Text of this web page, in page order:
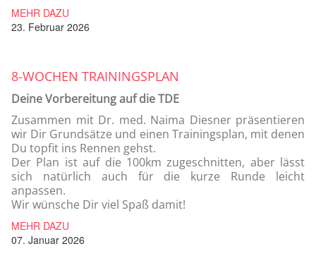
MEHR DAZU
23. Februar 2026
8-WOCHEN TRAININGSPLAN
Deine Vorbereitung auf die TDE
Zusammen mit Dr. med. Naima Diesner präsentieren
wir Dir Grundsätze und einen Trainingsplan, mit denen
Du topfit ins Rennen gehst.
Der Plan ist auf die 100km zugeschnitten, aber lässt
sich natürlich auch für die kurze Runde leicht
anpassen.
Wir wünsche Dir viel Spaß damit!
MEHR DAZU
07. Januar 2026